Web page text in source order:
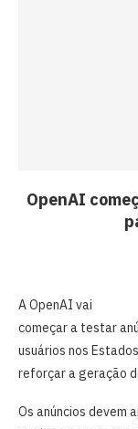
OpenAI
A OpenAI vai
começar a testar
usuários nos
reforçar a geração
Os anúncios devem